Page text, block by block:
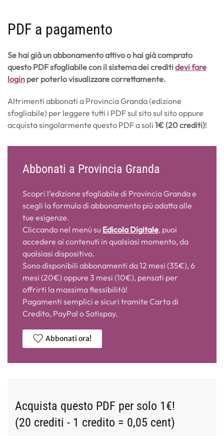
PDF a pagamento
Se hai già un abbonamento attivo o hai già comprato
questo PDF sfogliabile con il sistema dei creditidevi fare
login per poterlo visualizzare correttamente.
Altrimenti abbonati a Provincia Granda (edizione
sfogliabile) per leggere tutti i PDF sul sito sul sito oppure
acquista singolarmente questo PDF a soli 1€ (20 crediti)!
Abbonati a Provincia Granda
Scopri l’edizione sfogliabile di Provincia Granda e
scegli la formula di abbonamento più adatta alle
tue esigenze.
Cliccando nel menù su Edicola Digitale, puoi
accedere ai contenuti in qualsiasi momento, da
qualsiasi dispositivo.
Sono disponibili abbonamenti da 12 mesi (35€), 6
mesi (20€) oppure 3 mesi (10€), pensati per
offrirti la massima flessibilità!
Pagamenti semplici e sicuri tramite Carta di
Credito, PayPal o Satispay.
Abbonati ora!
Acquista questo PDF per solo 1€!
(20 crediti - 1 credito = 0,05 cent)